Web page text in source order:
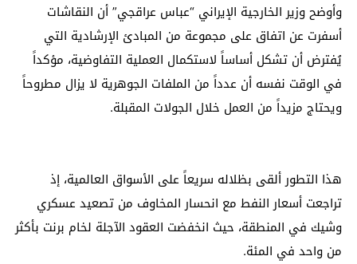
وأوضح وزير الخارجية الإيراني “عباس عراقجي” أن النقاشات
أسفرت عن اتفاق على مجموعة من المبادئ الإرشادية التي
يُفترض أن تشكل أساساً لاستكمال العملية التفاوضية، مؤكداً
في الوقت نفسه أن عدداً من الملفات الجوهرية لا يزال مطروحاً
ويحتاج مزيداً من العمل خلال الجولات المقبلة.
هذا التطور ألقى بظلاله سريعاً على الأسواق العالمية، إذ
تراجعت أسعار النفط مع انحسار المخاوف من تصعيد عسكري
وشيك في المنطقة، حيث انخفضت العقود الآجلة لخام برنت بأكثر
من واحد في المئة.